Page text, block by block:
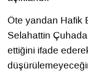
Öte yandan Hafik
Selahattin
ettiğini ifade